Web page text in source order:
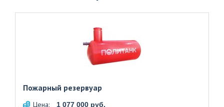
Пожарный резервуар
Цена: 1 077 000 руб.